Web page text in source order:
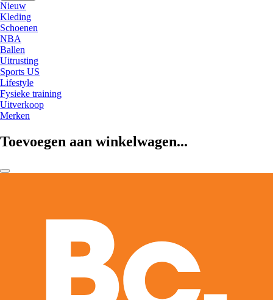
Nieuw
Kleding
Schoenen
NBA
Ballen
Uitrusting
Sports US
Lifestyle
Fysieke training
Uitverkoop
Merken
Toevoegen aan winkelwagen...